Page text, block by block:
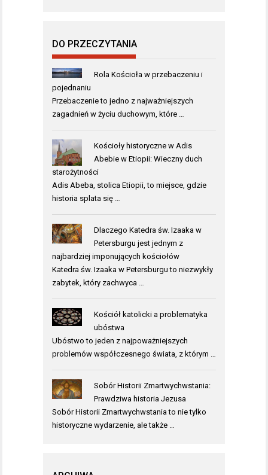
DO PRZECZYTANIA
Rola Kościoła w przebaczeniu i
pojednaniu
Przebaczenie to jedno z najważniejszych
zagadnień w życiu duchowym, które …
Kościoły historyczne w Adis
Abebie w Etiopii: Wieczny duch
starożytności
Adis Abeba, stolica Etiopii, to miejsce, gdzie
historia splata się …
Dlaczego Katedra św. Izaaka w
Petersburgu jest jednym z
najbardziej imponujących kościołów
Katedra św. Izaaka w Petersburgu to niezwykły
zabytek, który zachwyca …
Kościół katolicki a problematyka
ubóstwa
Ubóstwo to jeden z najpoważniejszych
problemów współczesnego świata, z którym …
Sobór Historii Zmartwychwstania:
Prawdziwa historia Jezusa
Sobór Historii Zmartwychwstania to nie tylko
historyczne wydarzenie, ale także …